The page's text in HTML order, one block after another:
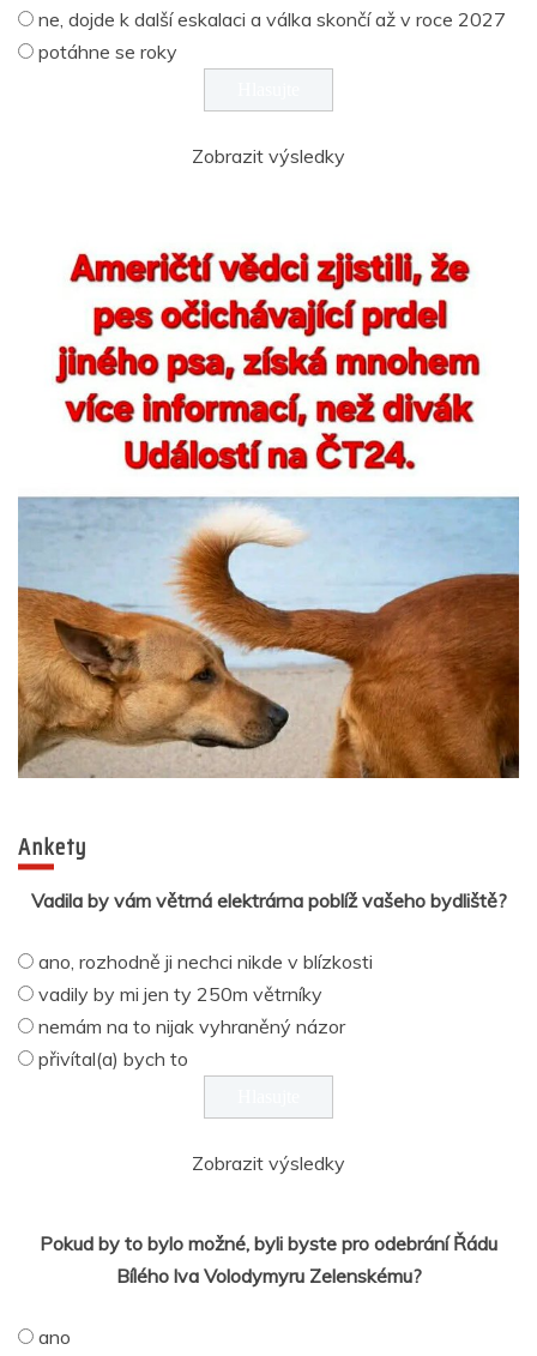
ne, dojde k další eskalaci a válka skončí až v roce 2027
potáhne se roky
Zobrazit výsledky
Ankety
Vadila by vám větrná elektrárna poblíž vašeho bydliště?
ano, rozhodně ji nechci nikde v blízkosti
vadily by mi jen ty 250m větrníky
nemám na to nijak vyhraněný názor
přivítal(a) bych to
Zobrazit výsledky
Pokud by to bylo možné, byli byste pro odebrání Řádu
Bílého lva Volodymyru Zelenskému?
ano